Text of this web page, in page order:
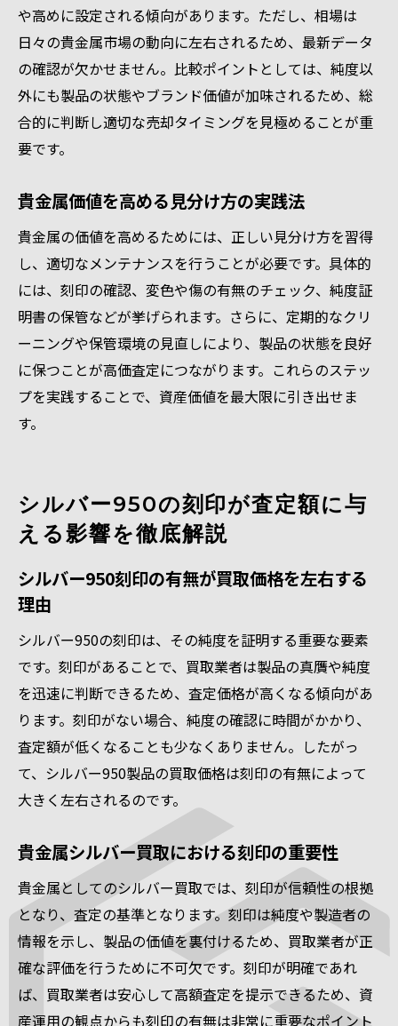
や高めに設定される傾向があります。ただし、相場は
日々の貴金属市場の動向に左右されるため、最新データ
の確認が欠かせません。比較ポイントとしては、純度以
外にも製品の状態やブランド価値が加味されるため、総
合的に判断し適切な売却タイミングを見極めることが重
要です。
貴金属価値を高める見分け方の実践法
貴金属の価値を高めるためには、正しい見分け方を習得
し、適切なメンテナンスを行うことが必要です。具体的
には、刻印の確認、変色や傷の有無のチェック、純度証
明書の保管などが挙げられます。さらに、定期的なクリ
ーニングや保管環境の見直しにより、製品の状態を良好
に保つことが高価査定につながります。これらのステッ
プを実践することで、資産価値を最大限に引き出せま
す。
シルバー950の刻印が査定額に与
える影響を徹底解説
シルバー950刻印の有無が買取価格を左右する
理由
シルバー950の刻印は、その純度を証明する重要な要素
です。刻印があることで、買取業者は製品の真贋や純度
を迅速に判断できるため、査定価格が高くなる傾向があ
ります。刻印がない場合、純度の確認に時間がかかり、
査定額が低くなることも少なくありません。したがっ
て、シルバー950製品の買取価格は刻印の有無によって
大きく左右されるのです。
貴金属シルバー買取における刻印の重要性
貴金属としてのシルバー買取では、刻印が信頼性の根拠
となり、査定の基準となります。刻印は純度や製造者の
情報を示し、製品の価値を裏付けるため、買取業者が正
確な評価を行うために不可欠です。刻印が明確であれ
ば、買取業者は安心して高額査定を提示できるため、資
産運用の観点からも刻印の有無は非常に重要なポイント